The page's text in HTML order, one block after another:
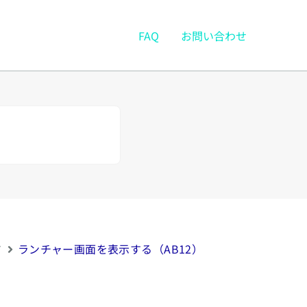
FAQ お問い合わせ
ランチャー画面を表示する（AB12）